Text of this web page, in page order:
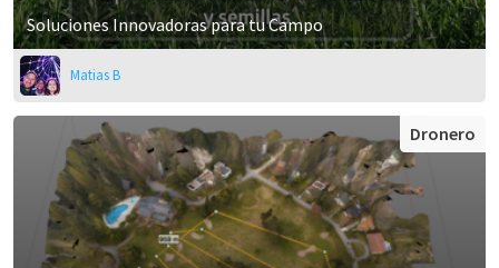
Soluciones Innovadoras para tu Campo
Matias B
Dronero